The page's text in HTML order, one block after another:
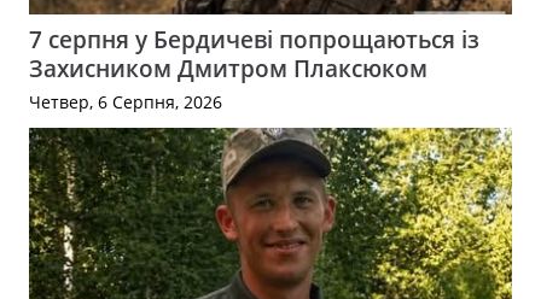
7 серпня у Бердичеві попрощаються із
Захисником Дмитром Плаксюком
Четвер, 6 Серпня, 2026